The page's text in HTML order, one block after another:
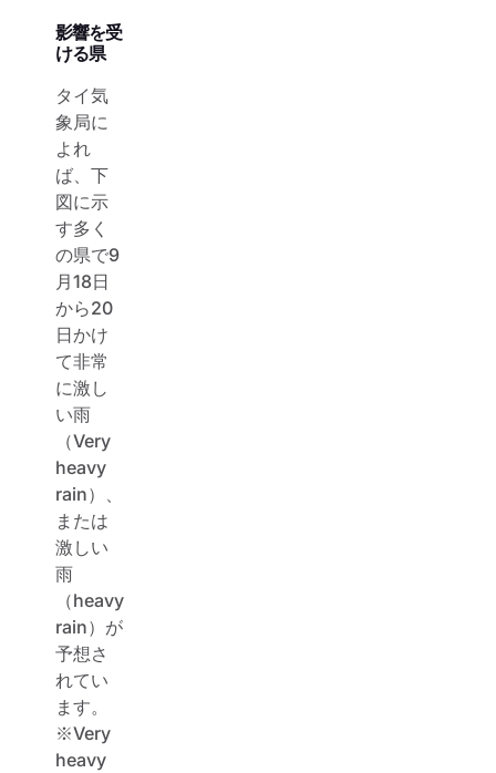
影響を受
ける県
タイ気
象局に
よれ
ば、下
図に示
す多く
の県で9
月18日
から20
日かけ
て非常
に激し
い雨
（Very
heavy
rain）、
または
激しい
雨
（heavy
rain）が
予想さ
れてい
ます。
※Very
heavy